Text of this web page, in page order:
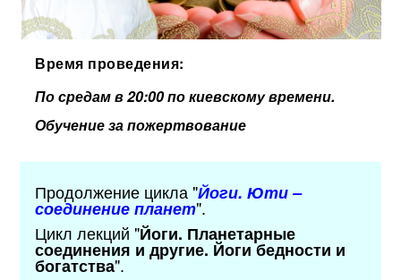
Время проведения:
По средам в 20:00 по киевскому времени.
Обучение за пожертвование
Продолжение цикла "Йоги. Юти –
соединение планет".
Цикл лекций "Йоги. Планетарные
соединения и другие. Йоги бедности и
богатства".